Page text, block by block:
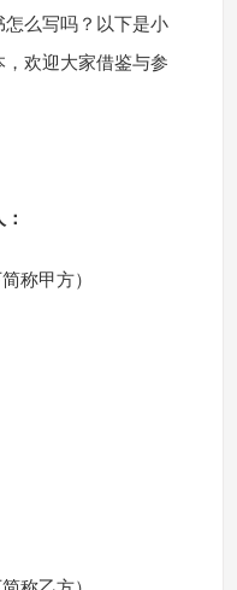
么写吗？以下是小
欢迎大家借鉴与参
称甲方）